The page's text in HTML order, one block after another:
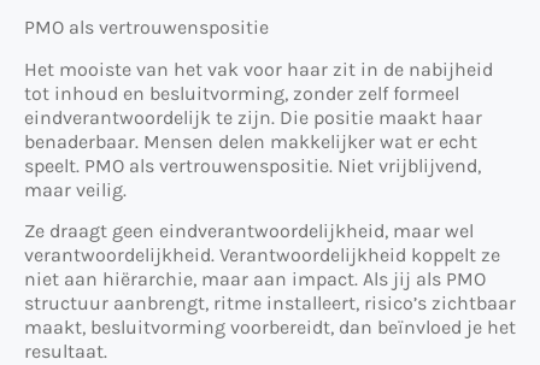
PMO als vertrouwenspositie
Het mooiste van het vak voor haar zit in de nabijheid
tot inhoud en besluitvorming, zonder zelf formeel
eindverantwoordelijk te zijn. Die positie maakt haar
benaderbaar. Mensen delen makkelijker wat er echt
speelt. PMO als vertrouwenspositie. Niet vrijblijvend,
maar veilig.
Ze draagt geen eindverantwoordelijkheid, maar wel
verantwoordelijkheid. Verantwoordelijkheid koppelt ze
niet aan hiërarchie, maar aan impact. Als jij als PMO
structuur aanbrengt, ritme installeert, risico’s zichtbaar
maakt, besluitvorming voorbereidt, dan beïnvloed je het
resultaat.